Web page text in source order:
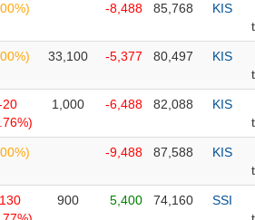
-8,488 85,768
KIS
33,100 -5,377 80,497
KIS
20
1,000 -6,488 82,088
KIS
-9,488 87,588
KIS
900 5,400 74,160
SSI